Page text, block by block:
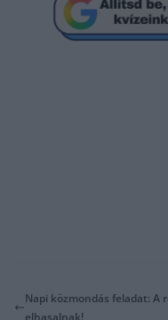
Napi közmondás feladat: A
elhasalnak!